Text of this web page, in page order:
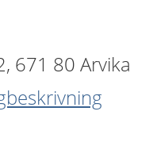
671 80 Arvika